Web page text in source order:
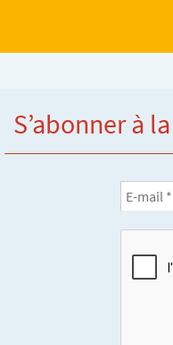
S’abonner à